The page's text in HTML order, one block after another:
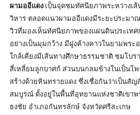
ผามออีแดง เป็นจุดชมทัศนียภาพระหว่างเ
วิหาร ตลอดแนวผามออีแดงมีระยะประมา
วิวที่มองเห็นทัศนียภาพของแผ่นดินประเท
อย่างเป็นมุมกว้าง มีฝูงค้างคาวในยามพร
ใกล้เคียงมีเส้นทางศึกษาธรรมชาติ ชมโบ
สี่เหลี่ยมลูกบาศก์ ส่วนบนกลมข้างในเป็นโ
สร้างด้วยหินทรายแดง ซึ่งเชื่อกันว่าเป็นสั
สมบูรณ์ ตั้งอยู่ในพื้นที่อุทยานแห่งชาติเขาพ
ธงชัย อำเภอกันทรลักษ์ จังหวัดศรีสะเกษ